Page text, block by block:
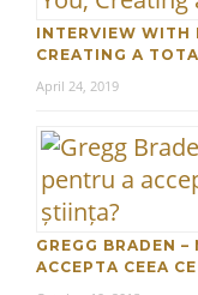
INTERVIEW WITH
CREATING A
April 24, 2019
GREGG BRADEN
ACCEPTA CEEA